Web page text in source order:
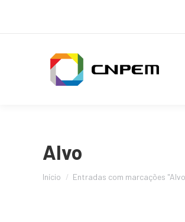
Alvo
Início Entradas com marcações